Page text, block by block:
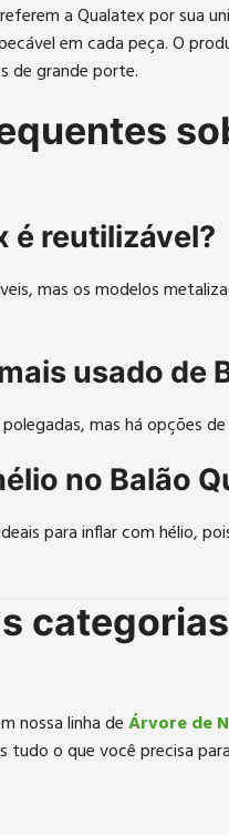
a Qualatex por sua
em cada peça. O
de grande porte.
é reutilizável?
mas os modelos
usado de
mas há opções
no Balão
para inflar com hélio,
nossa linha deÁrvore de
tudo o que você precisa